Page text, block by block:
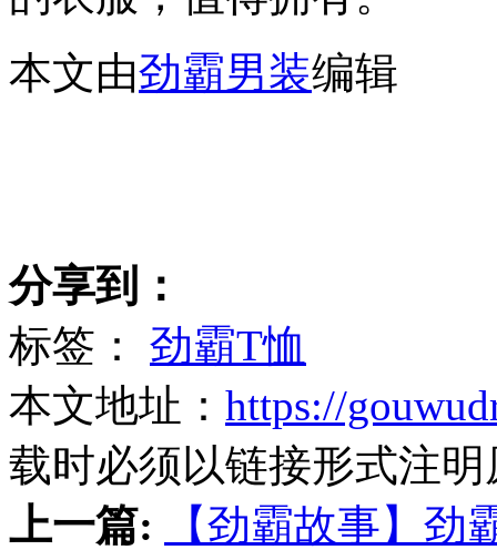
本文由劲霸男装编辑
分享到：
标签： 劲霸T恤
本文地址： https://
载时必须以链接形式注
上一篇:
【劲霸故事】